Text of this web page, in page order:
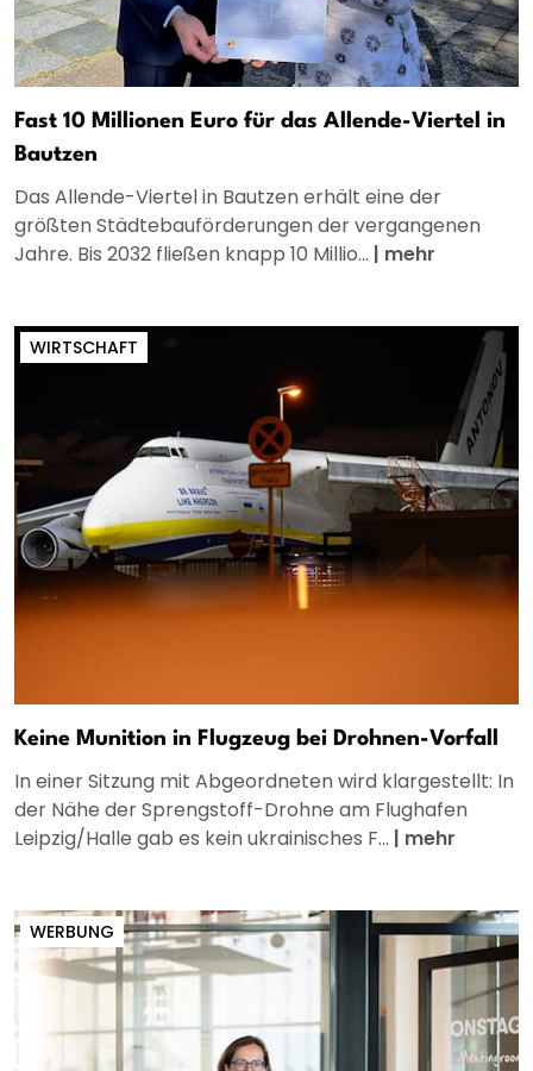
Fast 10 Millionen Euro für das Allende-Viertel in
Bautzen
Das Allende-Viertel in Bautzen erhält eine der
größten Städtebauförderungen der vergangenen
Jahre. Bis 2032 fließen knapp 10 Millio... | mehr
WIRTSCHAFT
Keine Munition in Flugzeug bei Drohnen-Vorfall
In einer Sitzung mit Abgeordneten wird klargestellt: In
der Nähe der Sprengstoff-Drohne am Flughafen
Leipzig/Halle gab es kein ukrainisches F... | mehr
WERBUNG